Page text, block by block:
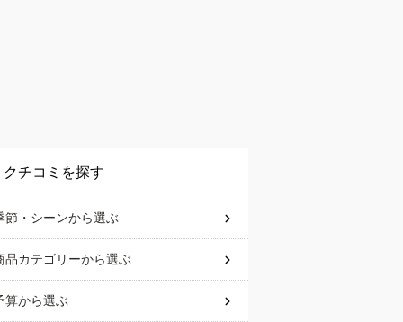
クチコミを探す
節・シーンから選ぶ
品カテゴリーから選ぶ
算から選ぶ